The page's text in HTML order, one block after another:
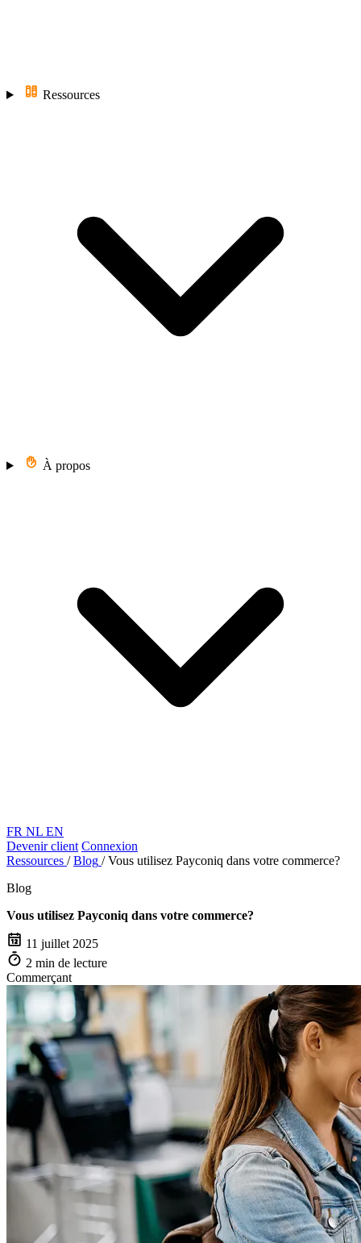
Ressources
À propos
FR NL EN
Devenir client Connexion
Ressources / Blog / Vous utilisez Payconiq dans votre commerce?
Blog
Vous utilisez Payconiq dans votre commerce?
11 juillet 2025
2 min de lecture
Commerçant